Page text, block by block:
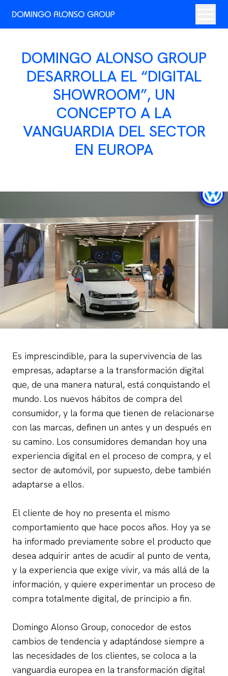
DOMINGO ALONSO GROUP
DESARROLLA EL “DIGITAL
SHOWROOM”, UN
CONCEPTO A LA
VANGUARDIA DEL SECTOR
EN EUROPA
Es imprescindible, para la supervivencia de las
empresas, adaptarse a la transformación digital
que, de una manera natural, está conquistando el
mundo. Los nuevos hábitos de compra del
consumidor, y la forma que tienen de relacionarse
con las marcas, definen un antes y un después en
su camino. Los consumidores demandan hoy una
experiencia digital en el proceso de compra, y el
sector de automóvil, por supuesto, debe también
adaptarse a ellos.
El cliente de hoy no presenta el mismo
comportamiento que hace pocos años. Hoy ya se
ha informado previamente sobre el producto que
desea adquirir antes de acudir al punto de venta,
y la experiencia que exige vivir, va más allá de la
información, y quiere experimentar un proceso de
compra totalmente digital, de principio a fin.
Domingo Alonso Group, conocedor de estos
cambios de tendencia y adaptándose siempre a
las necesidades de los clientes, se coloca a la
vanguardia europea en la transformación digital